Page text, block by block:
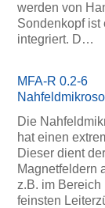
werden von
Sondenkopf ist
integriert. D…
MFA-R 0.2-6
Die
hat einen
Dieser dient
Magnetfeldern
z.B. im Bereich
feinsten